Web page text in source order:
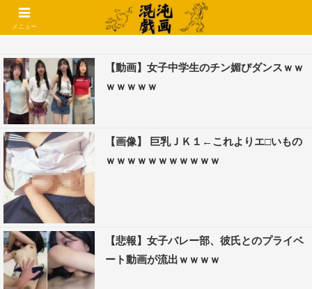
コメントでコテハン使えるようになりました🌱
【動画】女子中学生のチン媚びダンスｗｗ
ｗｗｗｗｗ
【画像】 巨乳ＪＫ１←これよりエ□いもの
ｗｗｗｗｗｗｗｗｗｗｗ
【悲報】女子バレー部、彼氏とのプライベ
ート動画が流出ｗｗｗｗ
メニュー